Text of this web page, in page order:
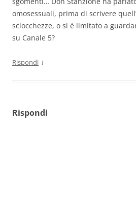
omosessuali, prima di scrivere
sciocchezze, o si é limitato a
su Canale 5?
Rispondi ↓
Rispondi